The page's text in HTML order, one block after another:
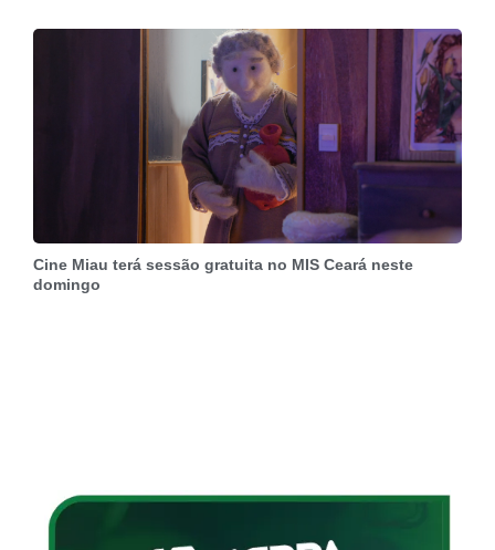
Cine Miau terá sessão gratuita no MIS Ceará neste
domingo